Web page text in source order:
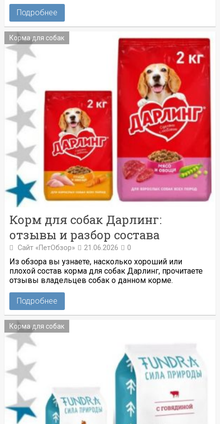
Подробнее
Корма для собак
Корм для собак Дарлинг:
отзывы и разбор состава
Сайт «ПетОбзор» 21.06.2026 0
Из обзора вы узнаете, насколько хороший или
плохой состав корма для собак Дарлинг, прочитаете
отзывы владельцев собак о данном корме.
Подробнее
Корма для собак